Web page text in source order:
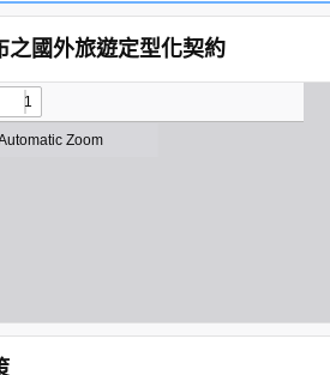
之國外旅遊定型化契約